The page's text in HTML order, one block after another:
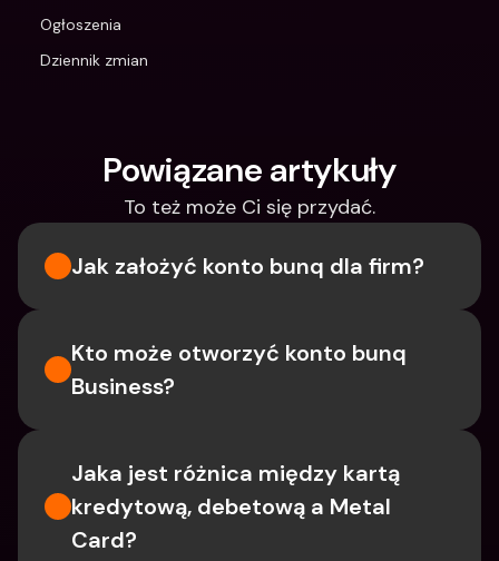
Ogłoszenia
Dziennik zmian
Powiązane artykuły
To też może Ci się przydać.
Jak założyć konto bunq dla firm?
Kto może otworzyć konto bunq
Business?
Jaka jest różnica między kartą
kredytową, debetową a Metal
Card?